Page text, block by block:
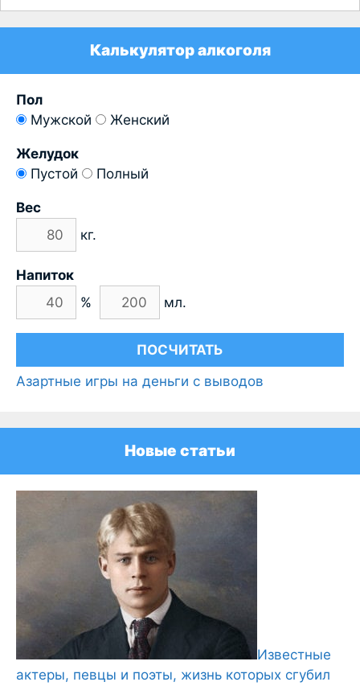
Калькулятор алкоголя
Пол
Мужской
Женский
Желудок
Пустой
Полный
Вес
кг.
Напиток
%
мл.
Азартные игры на деньги с выводов
Новые статьи
Известные
актеры, певцы и поэты, жизнь которых сгубил